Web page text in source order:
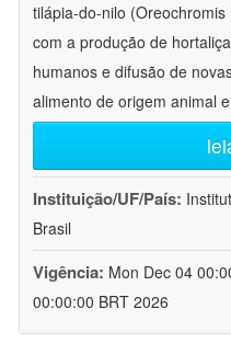
tilápia-do-nilo
com a produção de
humanos e difusão de
alimento de origem animal
Instituição/UF/País:
Brasil
Vigência: Mon Dec 04
00:00:00 BRT 2026